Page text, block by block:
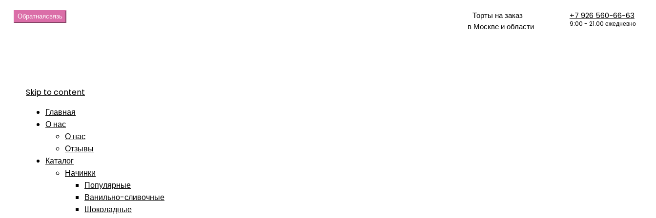
Обратнаясвязь +7 926 560-66-63
9:00 - 21.00 ежедневно
Торты на заказ
в Москве и области
Skip to content
Главная
О нас
О нас
Отзывы
Каталог
Начинки
Популярные
Ванильно-сливочные
Шоколадные